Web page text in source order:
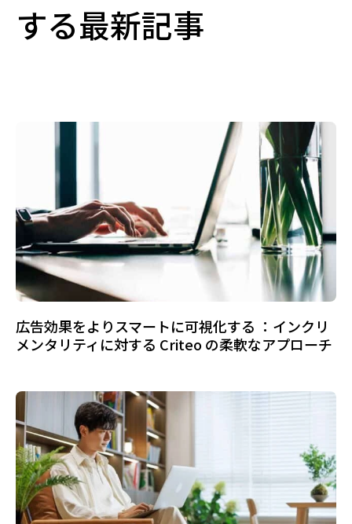
する最新記事
広告効果をよりスマートに可視化する ：インクリ
メンタリティに対する Criteo の柔軟なアプローチ